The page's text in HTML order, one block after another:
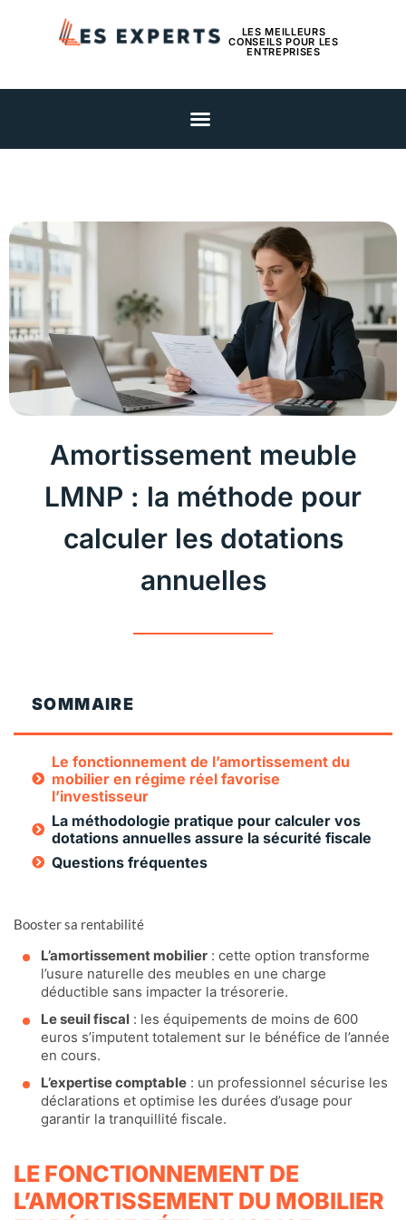
LES MEILLEURS
CONSEILS POUR LES
ENTREPRISES
Amortissement meuble
LMNP : la méthode pour
calculer les dotations
annuelles
Booster sa rentabilité
L’amortissement mobilier : cette option transforme
l’usure naturelle des meubles en une charge
déductible sans impacter la trésorerie.
Le seuil fiscal : les équipements de moins de 600
euros s’imputent totalement sur le bénéfice de l’année
en cours.
L’expertise comptable : un professionnel sécurise les
déclarations et optimise les durées d’usage pour
garantir la tranquillité fiscale.
LE FONCTIONNEMENT DE
L’AMORTISSEMENT DU MOBILIER
SOMMAIRE
Le fonctionnement de l’amortissement du
mobilier en régime réel favorise
l’investisseur
La méthodologie pratique pour calculer vos
dotations annuelles assure la sécurité fiscale
Questions fréquentes